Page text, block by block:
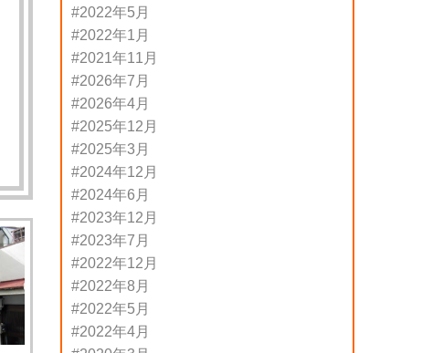
2022年5月
2022年1月
2021年11月
2026年7月
2026年4月
2025年12月
2025年3月
2024年12月
2024年6月
2023年12月
2023年7月
2022年12月
2022年8月
2022年5月
2022年4月